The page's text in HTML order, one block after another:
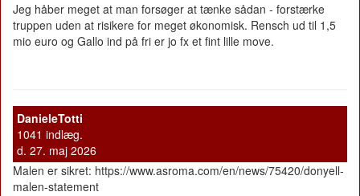
Jeg håber meget at man forsøger at tænke sådan - forstærke
truppen uden at risikere for meget økonomisk. Rensch ud til 1,5
mio euro og Gallo ind på fri er jo fx et fint lille move.
DanieleTotti
1041 indlæg.
d. 27. maj 2026
Malen er sikret: https://www.asroma.com/en/news/75420/donyell-
malen-statement